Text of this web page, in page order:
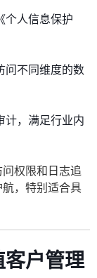
个人信息保护
问不同维度的数
计，满足行业内
权限和日志追
，特别适合具
户管理